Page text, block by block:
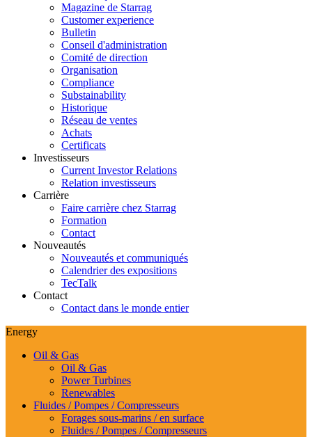
Magazine de Starrag
Customer experience
Bulletin
Conseil d'administration
Comité de direction
Organisation
Compliance
Substainability
Historique
Réseau de ventes
Achats
Certificats
Investisseurs
Current Investor Relations
Relation investisseurs
Carrière
Faire carrière chez Starrag
Formation
Contact
Nouveautés
Nouveautés et communiqués
Calendrier des expositions
TecTalk
Contact
Contact dans le monde entier
Energy
Oil & Gas
Oil & Gas
Power Turbines
Renewables
Fluides / Pompes / Compresseurs
Forages sous-marins / en surface
Fluides / Pompes / Compresseurs